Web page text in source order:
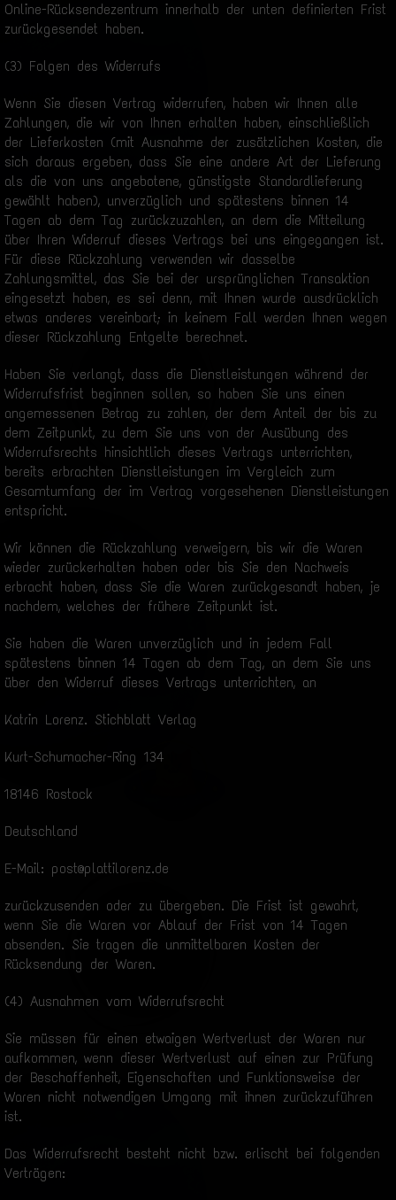
Online-Rücksendezentrum innerhalb der unten definierten Frist
zurückgesendet haben.
(3) Folgen des Widerrufs
Wenn Sie diesen Vertrag widerrufen, haben wir Ihnen alle
Zahlungen, die wir von Ihnen erhalten haben, einschließlich
der Lieferkosten (mit Ausnahme der zusätzlichen Kosten, die
sich daraus ergeben, dass Sie eine andere Art der Lieferung
als die von uns angebotene, günstigste Standardlieferung
gewählt haben), unverzüglich und spätestens binnen 14
Tagen ab dem Tag zurückzuzahlen, an dem die Mitteilung
über Ihren Widerruf dieses Vertrags bei uns eingegangen ist.
Für diese Rückzahlung verwenden wir dasselbe
Zahlungsmittel, das Sie bei der ursprünglichen Transaktion
eingesetzt haben, es sei denn, mit Ihnen wurde ausdrücklich
etwas anderes vereinbart; in keinem Fall werden Ihnen wegen
dieser Rückzahlung Entgelte berechnet.
Haben Sie verlangt, dass die Dienstleistungen während der
Widerrufsfrist beginnen sollen, so haben Sie uns einen
angemessenen Betrag zu zahlen, der dem Anteil der bis zu
dem Zeitpunkt, zu dem Sie uns von der Ausübung des
Widerrufsrechts hinsichtlich dieses Vertrags unterrichten,
bereits erbrachten Dienstleistungen im Vergleich zum
Gesamtumfang der im Vertrag vorgesehenen Dienstleistungen
entspricht.
Wir können die Rückzahlung verweigern, bis wir die Waren
wieder zurückerhalten haben oder bis Sie den Nachweis
erbracht haben, dass Sie die Waren zurückgesandt haben, je
nachdem, welches der frühere Zeitpunkt ist.
Sie haben die Waren unverzüglich und in jedem Fall
spätestens binnen 14 Tagen ab dem Tag, an dem Sie uns
über den Widerruf dieses Vertrags unterrichten, an
Katrin Lorenz. Stichblatt Verlag
Kurt-Schumacher-Ring 134
18146 Rostock
Deutschland
E-Mail: post@plattilorenz.de
zurückzusenden oder zu übergeben. Die Frist ist gewahrt,
wenn Sie die Waren vor Ablauf der Frist von 14 Tagen
absenden. Sie tragen die unmittelbaren Kosten der
Rücksendung der Waren.
(4) Ausnahmen vom Widerrufsrecht
Sie müssen für einen etwaigen Wertverlust der Waren nur
aufkommen, wenn dieser Wertverlust auf einen zur Prüfung
der Beschaffenheit, Eigenschaften und Funktionsweise der
Waren nicht notwendigen Umgang mit ihnen zurückzuführen
ist.
Das Widerrufsrecht besteht nicht bzw. erlischt bei folgenden
Verträgen: